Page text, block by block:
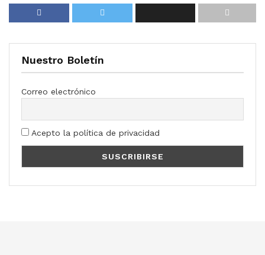
Nuestro Boletín
Correo electrónico
Acepto la política de privacidad